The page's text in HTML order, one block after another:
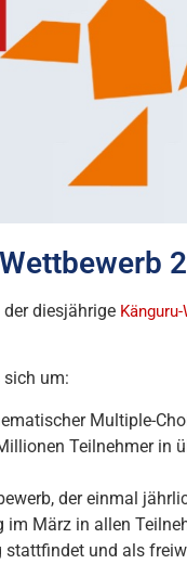
diesjährige
sich um:
Multiple-
Teilnehmer in
der einmal
im März in allen
stattfindet und als